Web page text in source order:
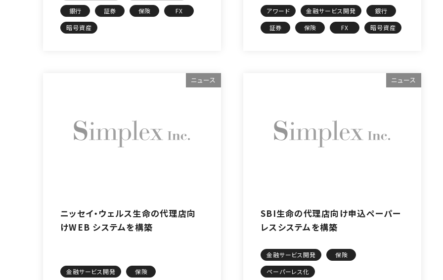
銀行
証券 保険
FX
暗号資産
アワード 金融サービス開発
銀行
証券
保険 FX 暗号資産
ニュース
ニッセイ・ウェルス生命の代理店向
けWEB システムを構築
金融サービス開発 保険
ニュース
SBI生命の代理店向け申込ペーパー
レスシステムを構築
金融サービス開発
保険
ペーパーレス化